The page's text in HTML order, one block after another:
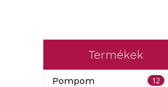
Termékek
Pompom 12